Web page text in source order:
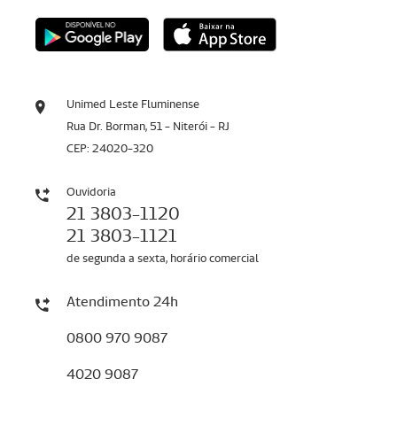
Unimed Leste Fluminense
Rua Dr. Borman, 51 - Niterói - RJ
CEP: 24020-320
Ouvidoria
21 3803-1120
21 3803-1121
de segunda a sexta, horário comercial
Atendimento 24h
0800 970 9087
4020 9087